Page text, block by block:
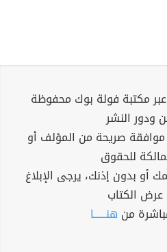
مكتبة فولة بوك محفوظة
ودور النشر
صريحة من المؤلف أو
للحقوق
أو بدون إذنك، يرجى الإبلاغ
عرض الكتاب
من هنــــــا